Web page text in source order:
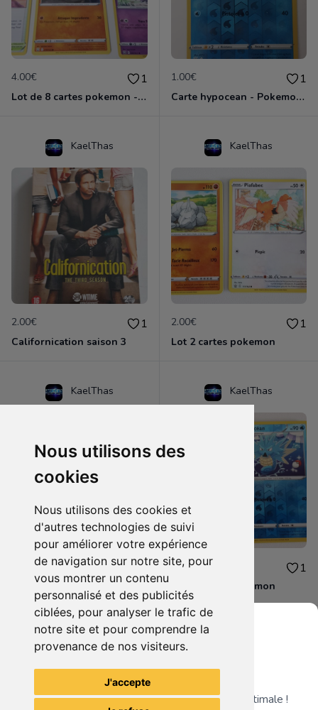
Nous utilisons des
cookies
Nous utilisons des cookies et
d'autres technologies de suivi
pour améliorer votre expérience
de navigation sur notre site, pour
vous montrer un contenu
personnalisé et des publicités
ciblées, pour analyser le trafic de
notre site et pour comprendre la
provenance de nos visiteurs.
J'accepte
4.00€ 1
Lot de 8 cartes pokemon - épée et bouclier
1.00€ 1
Carte hypocean - Pokemon épée et bouclier
KaelThas
2.00€ 1
Californication saison 3
KaelThas
2.00€ 1
Lot 2 cartes pokemon
KaelThas
2.00€ 1
Lot 2 cartes pokemon
KaelThas
4.00€ 1
Lot 2 cartes pokemon
Voir tous les articles du vendeur
Grenier du Geek
Télécharge notre app pour une expérience optimale !